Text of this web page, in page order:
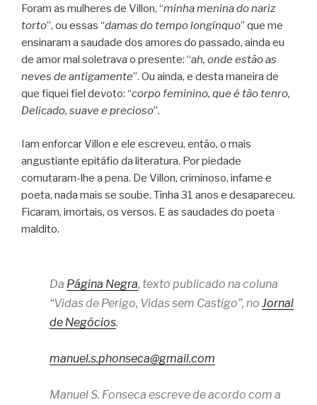
Foram as mulheres de Villon, “minha menina do nariz
torto”, ou essas “damas do tempo longínquo” que me
ensinaram a saudade dos amores do passado, ainda eu
de amor mal soletrava o presente: “ah, onde estão as
neves de antigamente”. Ou ainda, e desta maneira de
que fiquei fiel devoto: “corpo feminino, que é tão tenro,
Delicado, suave e precioso”.
Iam enforcar Villon e ele escreveu, então, o mais
angustiante epitáfio da literatura. Por piedade
comutaram-lhe a pena. De Villon, criminoso, infame e
poeta, nada mais se soube. Tinha 31 anos e desapareceu.
Ficaram, imortais, os versos. E as saudades do poeta
maldito.
Da Página Negra, texto publicado na coluna
“Vidas de Perigo, Vidas sem Castigo”, no Jornal
de Negócios.
manuel.s.phonseca@gmail.com
Manuel S. Fonseca escreve de acordo com a